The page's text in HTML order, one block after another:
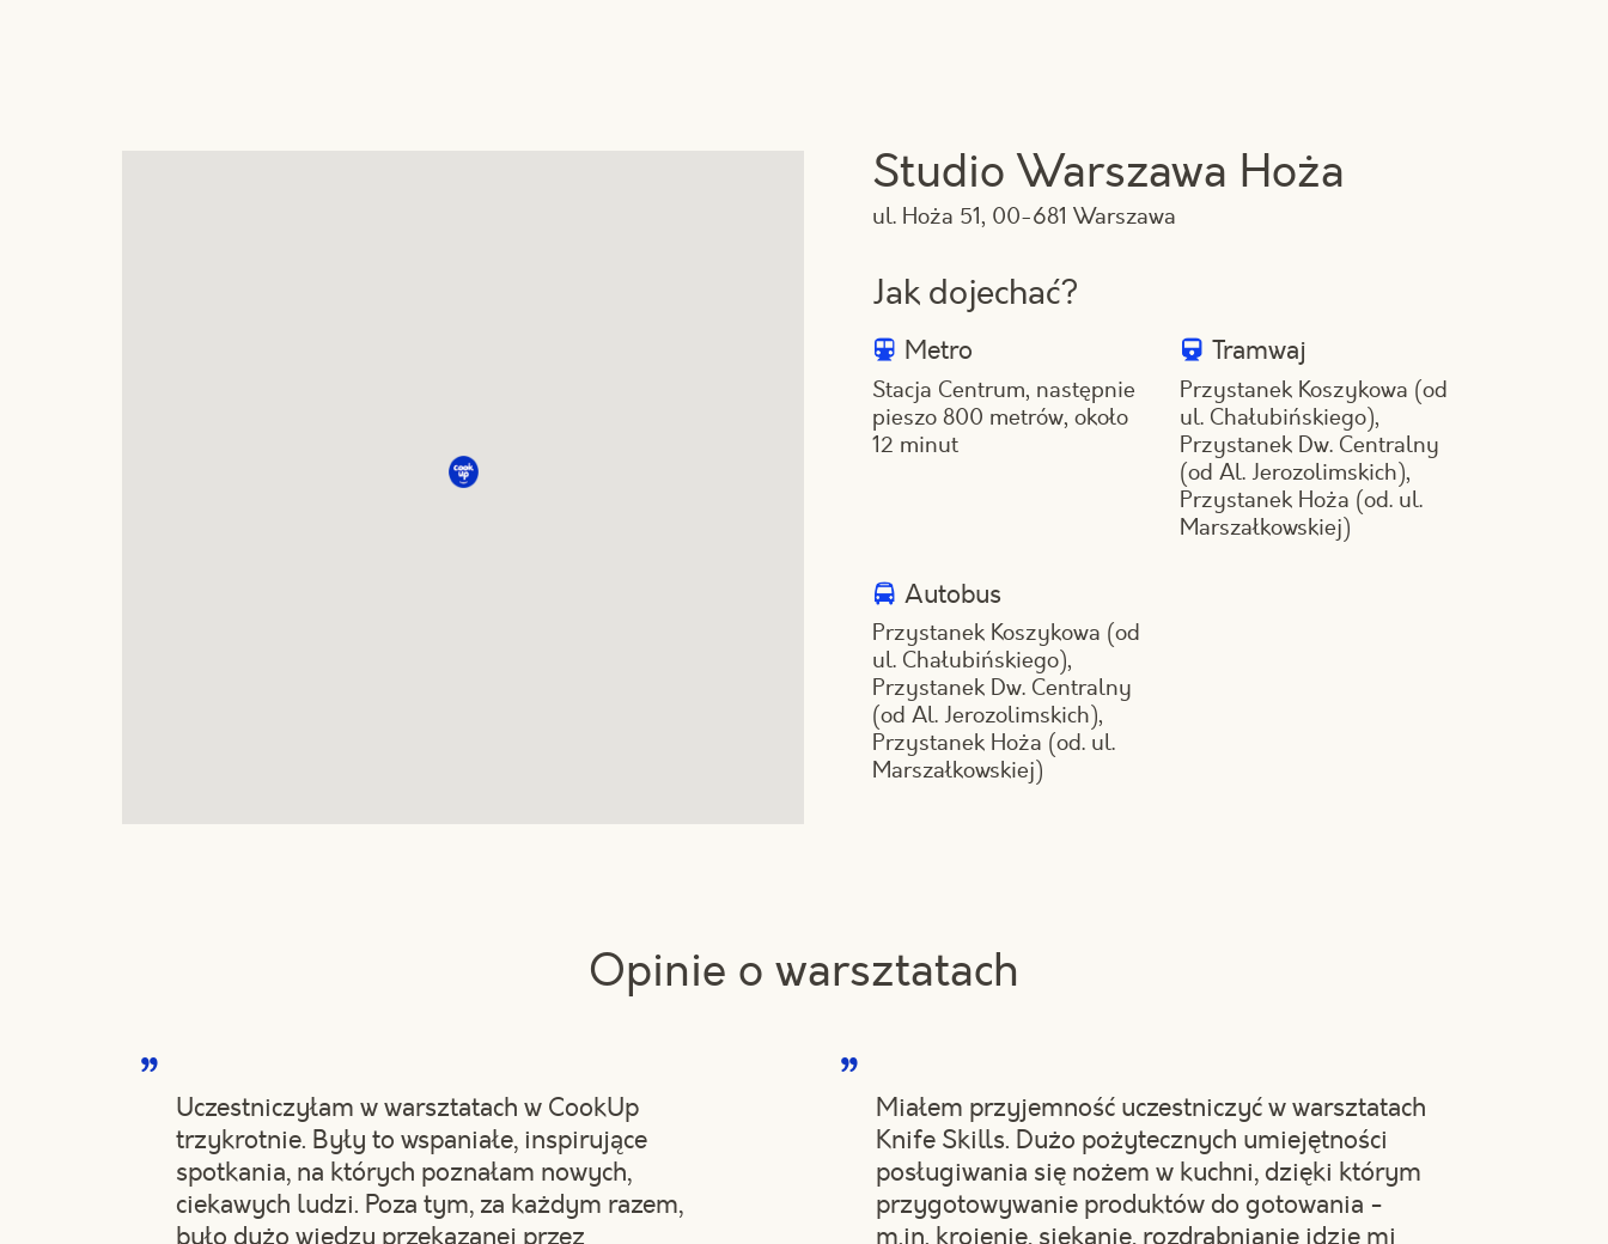
Studio Warszawa Hoża
ul. Hoża 51, 00-681 Warszawa
Jak dojechać?
Metro
Stacja Centrum, następnie
pieszo 800 metrów, około
12 minut
Tramwaj
Przystanek Koszykowa (od
ul. Chałubińskiego),
Przystanek Dw. Centralny
(od Al. Jerozolimskich),
Przystanek Hoża (od. ul.
Marszałkowskiej)
Autobus
Przystanek Koszykowa (od
ul. Chałubińskiego),
Przystanek Dw. Centralny
(od Al. Jerozolimskich),
Przystanek Hoża (od. ul.
Marszałkowskiej)
Opinie o warsztatach
Uczestniczyłam w warsztatach w CookUp
trzykrotnie. Były to wspaniałe, inspirujące
spotkania, na których poznałam nowych,
ciekawych ludzi. Poza tym, za każdym razem,
Miałem przyjemność uczestniczyć w warsztatach
Knife Skills. Dużo pożytecznych umiejętności
posługiwania się nożem w kuchni, dzięki którym
przygotowywanie produktów do gotowania -